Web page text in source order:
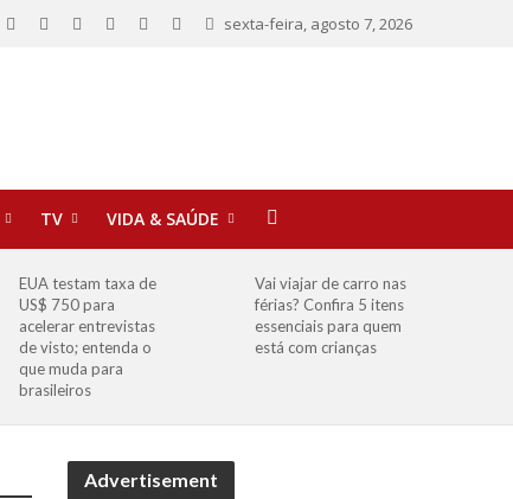
sexta-feira, agosto 7, 2026
TV VIDA & SAÚDE
EUA testam taxa de
US$ 750 para
acelerar entrevistas
de visto; entenda o
que muda para
brasileiros
Vai viajar de carro nas
férias? Confira 5 itens
essenciais para quem
está com crianças
Advertisement